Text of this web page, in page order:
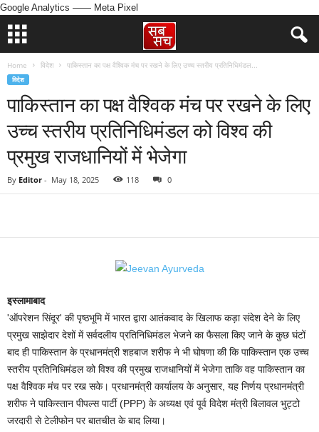
Google Analytics —— Meta Pixel
Home विदेश पाकिस्तान का पक्ष वैश्विक मंच पर रखने के लिए उच्च स्तरीय प्रतिनिधिमंडल...
विदेश
पाकिस्तान का पक्ष वैश्विक मंच पर रखने के लिए
उच्च स्तरीय प्रतिनिधिमंडल को विश्व की
प्रमुख राजधानियों में भेजेगा
By Editor - May 18, 2025 118 0
इस्लामाबाद
'ऑपरेशन सिंदूर' की पृष्ठभूमि में भारत द्वारा आतंकवाद के खिलाफ कड़ा संदेश देने के लिए
प्रमुख साझेदार देशों में सर्वदलीय प्रतिनिधिमंडल भेजने का फैसला किए जाने के कुछ घंटों
बाद ही पाकिस्तान के प्रधानमंत्री शहबाज शरीफ ने भी घोषणा की कि पाकिस्तान एक उच्च
स्तरीय प्रतिनिधिमंडल को विश्व की प्रमुख राजधानियों में भेजेगा ताकि वह पाकिस्तान का
पक्ष वैश्विक मंच पर रख सके। प्रधानमंत्री कार्यालय के अनुसार, यह निर्णय प्रधानमंत्री
शरीफ ने पाकिस्तान पीपल्स पार्टी (PPP) के अध्यक्ष एवं पूर्व विदेश मंत्री बिलावल भुट्टो
जरदारी से टेलीफोन पर बातचीत के बाद लिया।